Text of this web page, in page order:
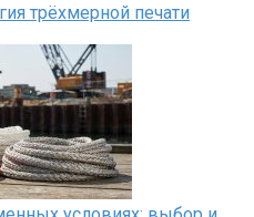
трёхмерной печати